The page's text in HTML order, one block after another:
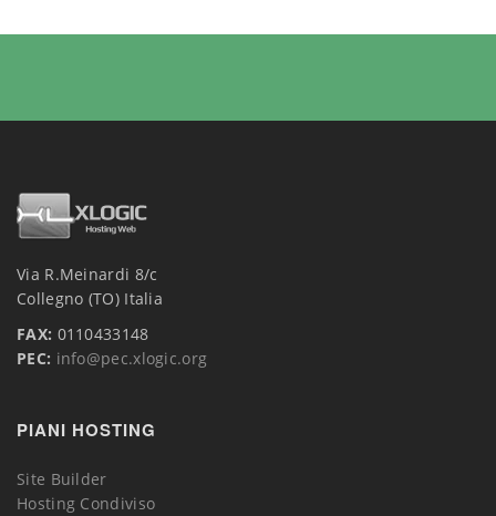
Via R.Meinardi 8/c
Collegno (TO) Italia
FAX: 0110433148
PEC: info@pec.xlogic.org
PIANI HOSTING
Site Builder
Hosting Condiviso